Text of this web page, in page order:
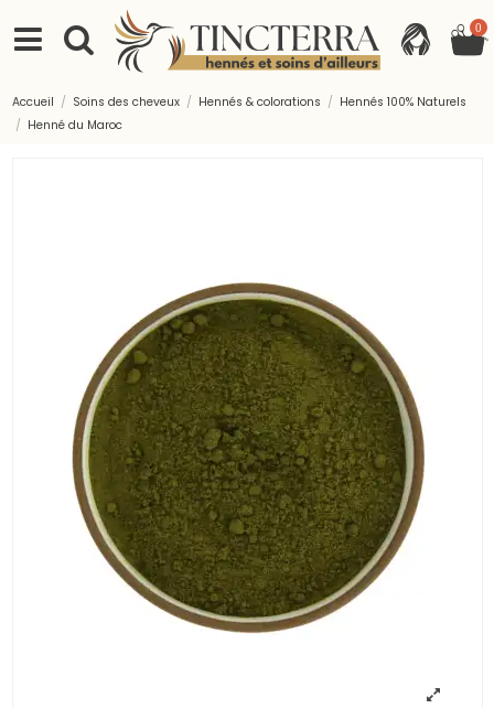
0
Accueil Soins des cheveux Hennés & colorations
Hennés 100% Naturels
Henné du Maroc